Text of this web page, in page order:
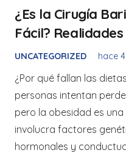
¿Es la Cirugía
Fácil?
UNCATEGORIZED hace
¿Por qué fallan las
personas intentan
pero la obesidad es
involucra factores
hormonales y